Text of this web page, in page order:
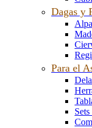
Dagas y
Para el